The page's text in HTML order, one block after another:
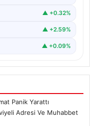
▲ +0.32%
▲ +2.59%
▲ +0.09%
Panik Yarattı
Adresi Ve Muhabbet